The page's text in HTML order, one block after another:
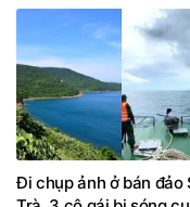
Đi chụp ảnh ở bán đảo